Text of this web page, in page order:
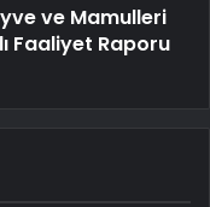
ve Mamulleri
Faaliyet Raporu